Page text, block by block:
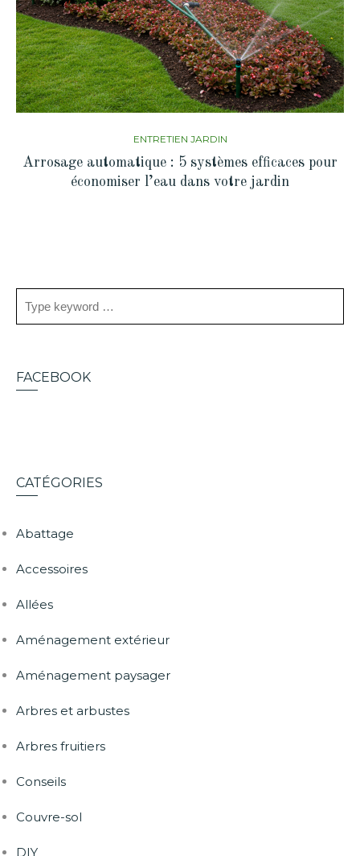
ENTRETIEN JARDIN
Arrosage automatique : 5 systèmes efficaces pour
économiser l’eau dans votre jardin
FACEBOOK
CATÉGORIES
Abattage
Accessoires
Allées
Aménagement extérieur
Aménagement paysager
Arbres et arbustes
Arbres fruitiers
Conseils
Couvre-sol
DIY